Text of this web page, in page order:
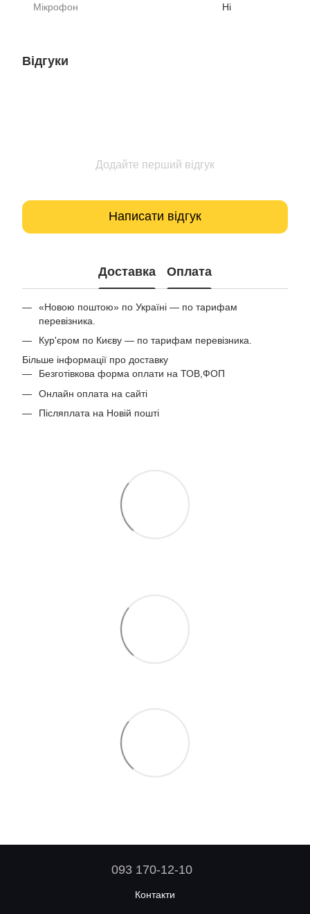
Мікрофон Ні
Відгуки
Додайте перший відгук
Написати відгук
Доставка Оплата
«Новою поштою» по Україні — по тарифам
перевізника.
Кур'єром по Києву — по тарифам перевізника.
Більше інформації про доставку
Безготівкова форма оплати на ТОВ,ФОП
Онлайн оплата на сайті
Післяплата на Новій пошті
093 170-12-10
Контакти